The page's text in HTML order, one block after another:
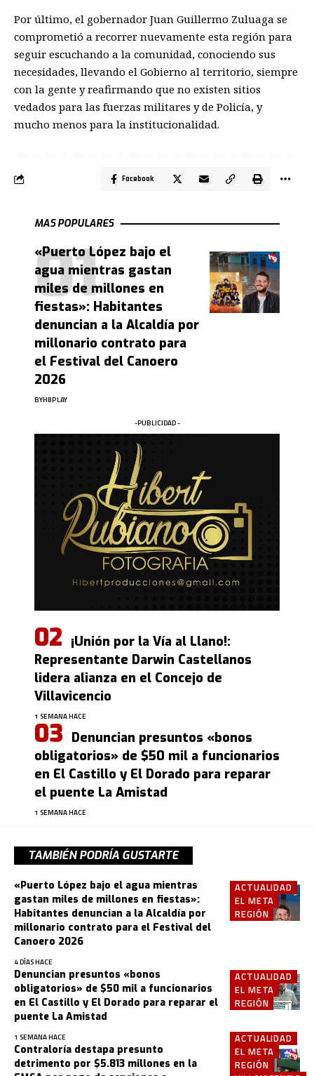
Por último, el gobernador Juan Guillermo Zuluaga se
comprometió a recorrer nuevamente esta región para
seguir escuchando a la comunidad, conociendo sus
necesidades, llevando el Gobierno al territorio, siempre
con la gente y reafirmando que no existen sitios
vedados para las fuerzas militares y de Policía, y
mucho menos para la institucionalidad.
Facebook
MAS POPULARES
«Puerto López bajo el
agua mientras gastan
miles de millones en
fiestas»: Habitantes
denuncian a la Alcaldía por
millonario contrato para
el Festival del Canoero
2026
BYHBPLAY
-PUBLICIDAD -
¡Unión por la Vía al Llano!:
Representante Darwin Castellanos
lidera alianza en el Concejo de
Villavicencio
1 SEMANA HACE
Denuncian presuntos «bonos
obligatorios» de $50 mil a funcionarios
en El Castillo y El Dorado para reparar
el puente La Amistad
1 SEMANA HACE
TAMBIÉN PODRÍA GUSTARTE
ACTUALIDAD
EL META
REGIÓN
«Puerto López bajo el agua mientras
gastan miles de millones en fiestas»:
Habitantes denuncian a la Alcaldía por
millonario contrato para el Festival del
Canoero 2026
4 DÍAS HACE
ACTUALIDAD
EL META
REGIÓN
Denuncian presuntos «bonos
obligatorios» de $50 mil a funcionarios
en El Castillo y El Dorado para reparar el
puente La Amistad
1 SEMANA HACE
ACTUALIDAD
EL META
REGIÓN
Contraloría destapa presunto
detrimento por $5.813 millones en la